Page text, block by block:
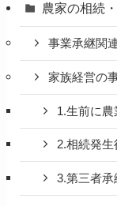
農家の相続
事業承継関
家族経営の
1.生前に
2.相続発
3.第三者承